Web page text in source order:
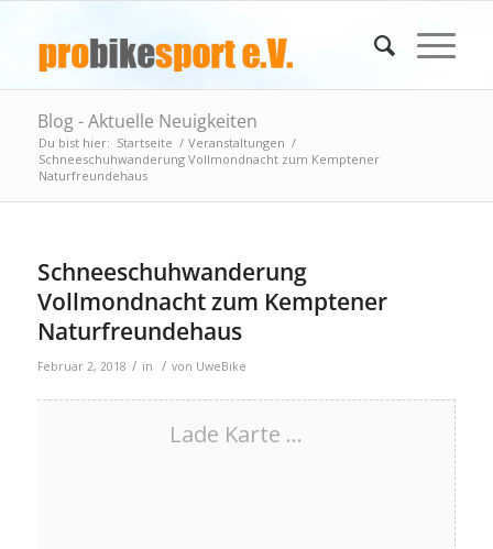
Blog - Aktuelle Neuigkeiten
Du bist hier: Startseite / Veranstaltungen /
Schneeschuhwanderung Vollmondnacht zum Kemptener
Naturfreundehaus
Schneeschuhwanderung
Vollmondnacht zum Kemptener
Naturfreundehaus
Februar 2, 2018 / in / von UweBike
Lade Karte ...